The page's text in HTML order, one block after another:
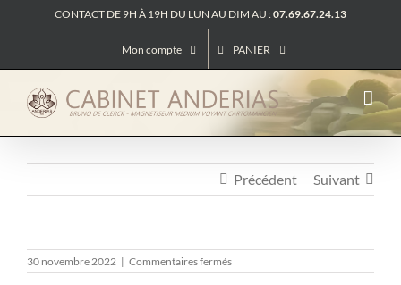
au
CONTACT DE 9H À 19H DU LUN AU DIM AU :07.69.67.24.13
Mon compte PANIER
Précédent Suivant
30 novembre 2022 | Commentaires ferméssur
TIKTOK